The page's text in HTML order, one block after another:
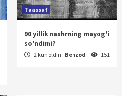
Taassuf
90 yillik nashrning mayog'i
so'ndimi?
2 kun oldin Behzod 151